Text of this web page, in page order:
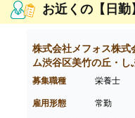
お近くの【日勤
株式会社メフォス株
ム渋谷区美竹の丘・し
募集職種 栄養士
雇用形態 常勤